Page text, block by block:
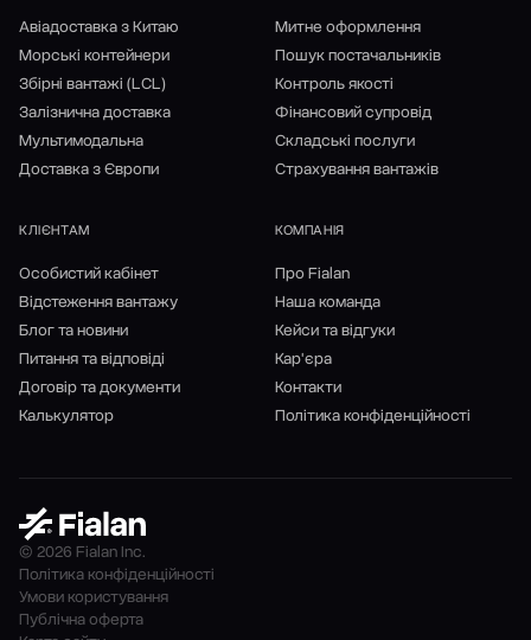
Авіадоставка з Китаю
Морські контейнери
Збірні вантажі (LCL)
Залізнична доставка
Мультимодальна
Доставка з Європи
Митне оформлення
Пошук постачальників
Контроль якості
Фінансовий супровід
Складські послуги
Страхування вантажів
КЛІЄНТАМ
Особистий кабінет
Відстеження вантажу
Блог та новини
Питання та відповіді
Договір та документи
Калькулятор
КОМПАНІЯ
Про Fialan
Наша команда
Кейси та відгуки
Кар'єра
Контакти
Політика конфіденційності
© 2026 Fialan Inc.
Політика конфіденційності
Умови користування
Публічна оферта